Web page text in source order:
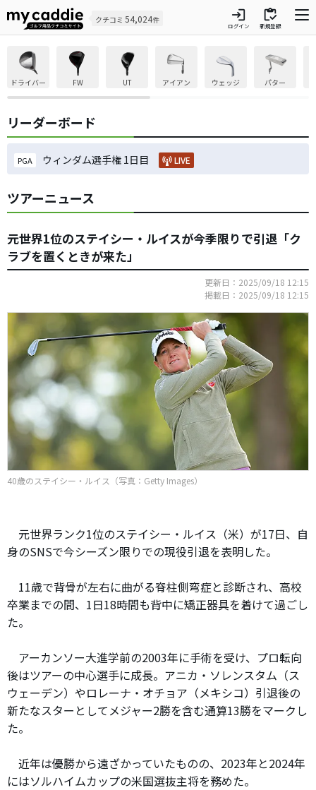
クチコミ 54,024件 login
ログイン
inventory
新規登録
ドライバー FW UT アイアン ウェッジ パター
リーダーボード
PGA ウィンダム選手権 1日目 LIVE
ツアーニュース
元世界1位のステイシー・ルイスが今季限りで引退「ク
ラブを置くときが来た」
更新日：2025/09/18 12:15
掲載日：2025/09/18 12:15
40歳のステイシー・ルイス（写真：Getty Images）
元世界ランク1位のステイシー・ルイス（米）が17日、自
身のSNSで今シーズン限りでの現役引退を表明した。
11歳で背骨が左右に曲がる脊柱側弯症と診断され、高校
卒業までの間、1日18時間も背中に矯正器具を着けて過ごし
た。
アーカンソー大進学前の2003年に手術を受け、プロ転向
後はツアーの中心選手に成長。アニカ・ソレンスタム（ス
ウェーデン）やロレーナ・オチョア（メキシコ）引退後の
新たなスターとしてメジャー2勝を含む通算13勝をマークし
た。
近年は優勝から遠ざかっていたものの、2023年と2024年
にはソルハイムカップの米国選抜主将を務めた。